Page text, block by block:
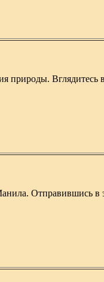
Вглядитесь
Отправившись в